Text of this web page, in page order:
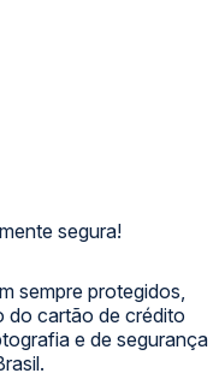
segura!
sempre protegidos,
do cartão de crédito
e de segurança